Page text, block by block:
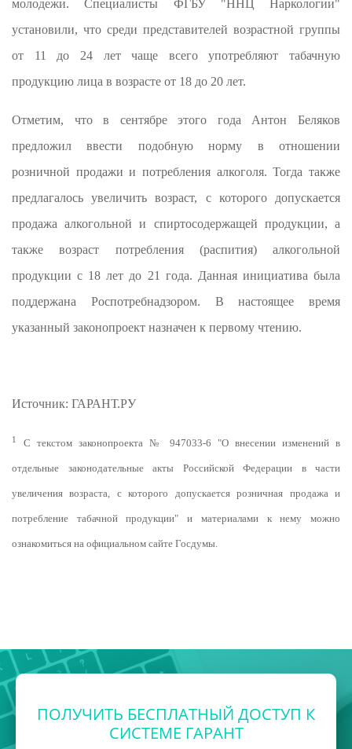
молодежи. Специалисты ФГБУ "ННЦ Наркологии"
установили, что среди представителей возрастной группы
от 11 до 24 лет чаще всего употребляют табачную
продукцию лица в возрасте от 18 до 20 лет.
Отметим, что в сентябре этого года Антон Беляков
предложил ввести подобную норму в отношении
розничной продажи и потребления алкоголя. Тогда также
предлагалось увеличить возраст, с которого допускается
продажа алкогольной и спиртосодержащей продукции, а
также возраст потребления (распития) алкогольной
продукции с 18 лет до 21 года. Данная инициатива была
поддержана Роспотребнадзором. В настоящее время
указанный законопроект назначен к первому чтению.
Источник: ГАРАНТ.РУ
1 С текстом законопроекта № 947033-6 "О внесении изменений в
отдельные законодательные акты Российской Федерации в части
увеличения возраста, с которого допускается розничная продажа и
потребление табачной продукции" и материалами к нему можно
ознакомиться на официальном сайте Госдумы.
ПОЛУЧИТЬ БЕСПЛАТНЫЙ ДОСТУП К
СИСТЕМЕ ГАРАНТ